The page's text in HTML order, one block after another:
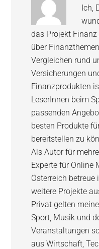
Ich,
das Projekt
über
Vergleichen rund
Versicherungen
Finanzprodukten
LeserInnen beim
passenden
besten Produkte
bereitstellen zu
Als Autor für
Experte für Online
Österreich betreue
weitere Projekte
Privat gelten
Sport, Musik und
Veranstaltungen
aus Wirtschaft,